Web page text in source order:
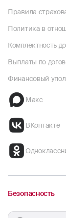
Правила
Политика в
Комплектность
Выплаты по
Финансовый
Макс
ВКонтакте
Безопасность